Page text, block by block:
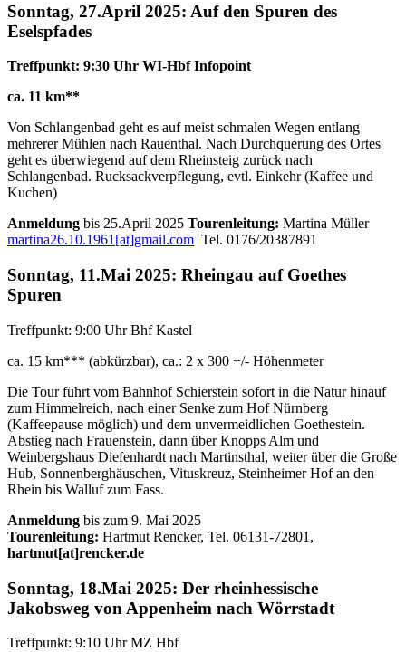
Sonntag, 27.April 2025: Auf den Spuren des
Eselspfades
Treffpunkt: 9:30 Uhr WI-Hbf Infopoint
ca. 11 km**
Von Schlangenbad geht es auf meist schmalen Wegen entlang
mehrerer Mühlen nach Rauenthal. Nach Durchquerung des Ortes
geht es überwiegend auf dem Rheinsteig zurück nach
Schlangenbad. Rucksackverpflegung, evtl. Einkehr (Kaffee und
Kuchen)
Anmeldung bis 25.April 2025 Tourenleitung: Martina Müller
martina26.10.1961[at]gmail.com Tel. 0176/20387891
Sonntag, 11.Mai 2025: Rheingau auf Goethes
Spuren
Treffpunkt: 9:00 Uhr Bhf Kastel
ca. 15 km*** (abkürzbar), ca.: 2 x 300 +/- Höhenmeter
Die Tour führt vom Bahnhof Schierstein sofort in die Natur hinauf
zum Himmelreich, nach einer Senke zum Hof Nürnberg
(Kaffeepause möglich) und dem unvermeidlichen Goethestein.
Abstieg nach Frauenstein, dann über Knopps Alm und
Weinbergshaus Diefenhardt nach Martinsthal, weiter über die Große
Hub, Sonnenberghäuschen, Vituskreuz, Steinheimer Hof an den
Rhein bis Walluf zum Fass.
Anmeldung bis zum 9. Mai 2025
Tourenleitung: Hartmut Rencker, Tel. 06131-72801,
hartmut[at]rencker.de
Sonntag, 18.Mai 2025: Der rheinhessische
Jakobsweg von Appenheim nach Wörrstadt
Treffpunkt: 9:10 Uhr MZ Hbf